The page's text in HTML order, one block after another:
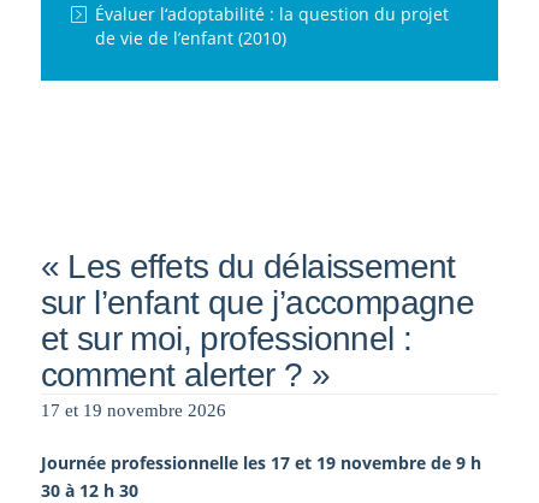
Évaluer l‘adoptabilité : la question du projet
de vie de l’enfant (2010)
« Les effets du délaissement
sur l’enfant que j’accompagne
et sur moi, professionnel :
comment alerter ? »
17 et 19 novembre 2026
Journée professionnelle les 17 et 19 novembre de 9 h
30 à 12 h 30